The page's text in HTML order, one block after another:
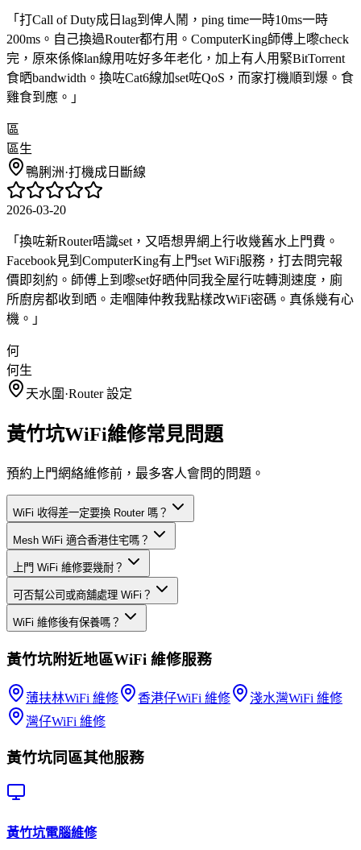
「 打Call of Duty成日lag到俾人鬧，ping time一時10ms一時
200ms。自己換過Router都冇用。ComputerKing師傅上嚟check
完，原來係條lan線用咗好多年老化，加上有人用緊BitTorrent
食晒bandwidth。換咗Cat6線加set咗QoS，而家打機順到爆。食
雞食到應。 」
區
區生
鴨脷洲·打機成日斷線
2026-03-20
「 換咗新Router唔識set，又唔想畀網上行收幾舊水上門費。
Facebook見到ComputerKing有上門set WiFi服務，打去問完報
價即刻約。師傅上到嚟set好晒仲同我全屋行咗轉測速度，廁
所廚房都收到晒。走嗰陣仲教我點樣改WiFi密碼。真係幾有心
機。 」
何
何生
天水圍 ·Router 設定
黃竹坑WiFi維修常見問題
預約上門網絡維修前，最多客人會問的問題。
WiFi 收得差一定要換 Router 嗎？
Mesh WiFi 適合香港住宅嗎？
上門 WiFi 維修要幾耐？
可否幫公司或商舖處理 WiFi？
WiFi 維修後有保養嗎？
黃竹坑附近地區WiFi 維修服務
薄扶林WiFi 維修 香港仔WiFi 維修 淺水灣WiFi 維修
灣仔WiFi 維修
黃竹坑同區其他服務
黃竹坑電腦維修